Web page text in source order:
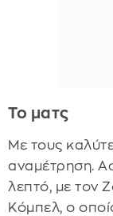
Το ματς
Με τους
αναμέτρηση.
λεπτό, με τον
Κόμπελ, ο